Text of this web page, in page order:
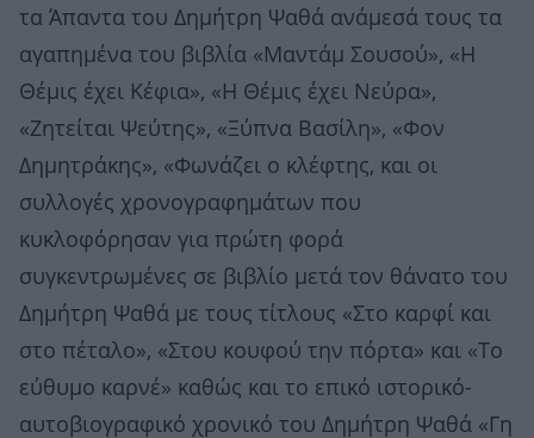
τα Άπαντα του Δημήτρη Ψαθά ανάμεσά τους τα
αγαπημένα του βιβλία «Μαντάμ Σουσού», «Η
Θέμις έχει Κέφια», «Η Θέμις έχει Νεύρα»,
«Ζητείται Ψεύτης», «Ξύπνα Βασίλη», «Φον
Δημητράκης», «Φωνάζει ο κλέφτης, και οι
συλλογές χρονογραφημάτων που
κυκλοφόρησαν για πρώτη φορά
συγκεντρωμένες σε βιβλίο μετά τον θάνατο του
Δημήτρη Ψαθά με τους τίτλους «Στο καρφί και
στο πέταλο», «Στου κουφού την πόρτα» και «Το
εύθυμο καρνέ» καθώς και το επικό ιστορικό-
αυτοβιογραφικό χρονικό του Δημήτρη Ψαθά «Γη